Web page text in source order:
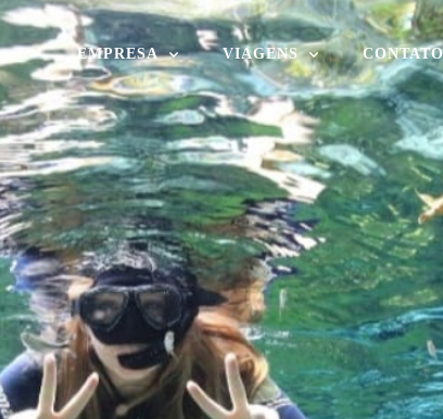
EMPRESA VIAGENS CONTATO